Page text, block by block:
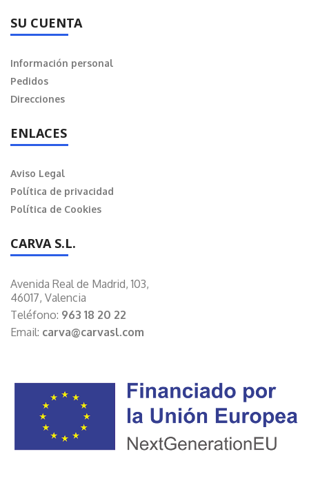
SU CUENTA
Información personal
Pedidos
Direcciones
ENLACES
Aviso Legal
Política de privacidad
Política de Cookies
CARVA S.L.
Avenida Real de Madrid, 103,
46017, Valencia
Teléfono: 963 18 20 22
Email: carva@carvasl.com